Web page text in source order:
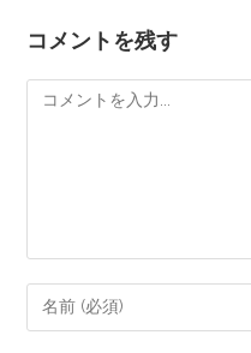
コメントを残す